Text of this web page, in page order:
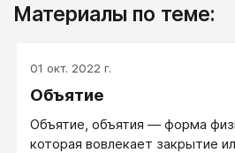
Материалы по теме:
01 окт. 2022 г.
Объятие
Объятие, объятия — форма
которая вовлекает закрытие